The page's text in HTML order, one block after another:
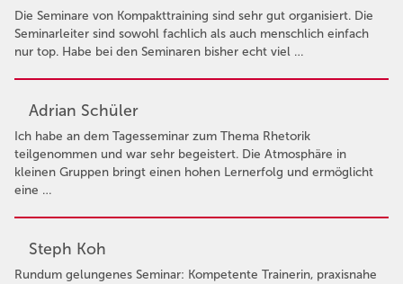
Die Seminare von Kompakttraining sind sehr gut organisiert. Die
Seminarleiter sind sowohl fachlich als auch menschlich einfach
nur top. Habe bei den Seminaren bisher echt viel …
Adrian Schüler
Ich habe an dem Tagesseminar zum Thema Rhetorik
teilgenommen und war sehr begeistert. Die Atmosphäre in
kleinen Gruppen bringt einen hohen Lernerfolg und ermöglicht
eine …
Steph Koh
Rundum gelungenes Seminar: Kompetente Trainerin, praxisnahe